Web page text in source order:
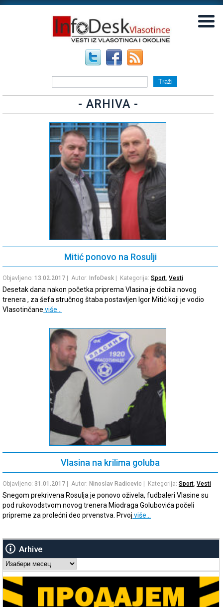
- ARHIVA -
Mitić ponovo na Rosulji
Objavljeno: 13.02.2017 | Autor: InfoDesk | Kategorija: Sport, Vesti
Desetak dana nakon početka priprema Vlasina je dobila novog
trenera , za šefa stručnog štaba postavljen Igor Mitić koji je vodio
Vlasotinčane više…
Vlasina na krilima goluba
Objavljeno: 31.01.2017 | Autor: Ninoslav Radicevic | Kategorija: Sport, Vesti
Snegom prekrivena Rosulja je ponovo oživela, fudbaleri Vlasine su
pod rukovodstvom novog trenera Miodraga Golubovića počeli
pripreme za prolećni deo prvenstva. Prvoj više…
Arhive
Arhive